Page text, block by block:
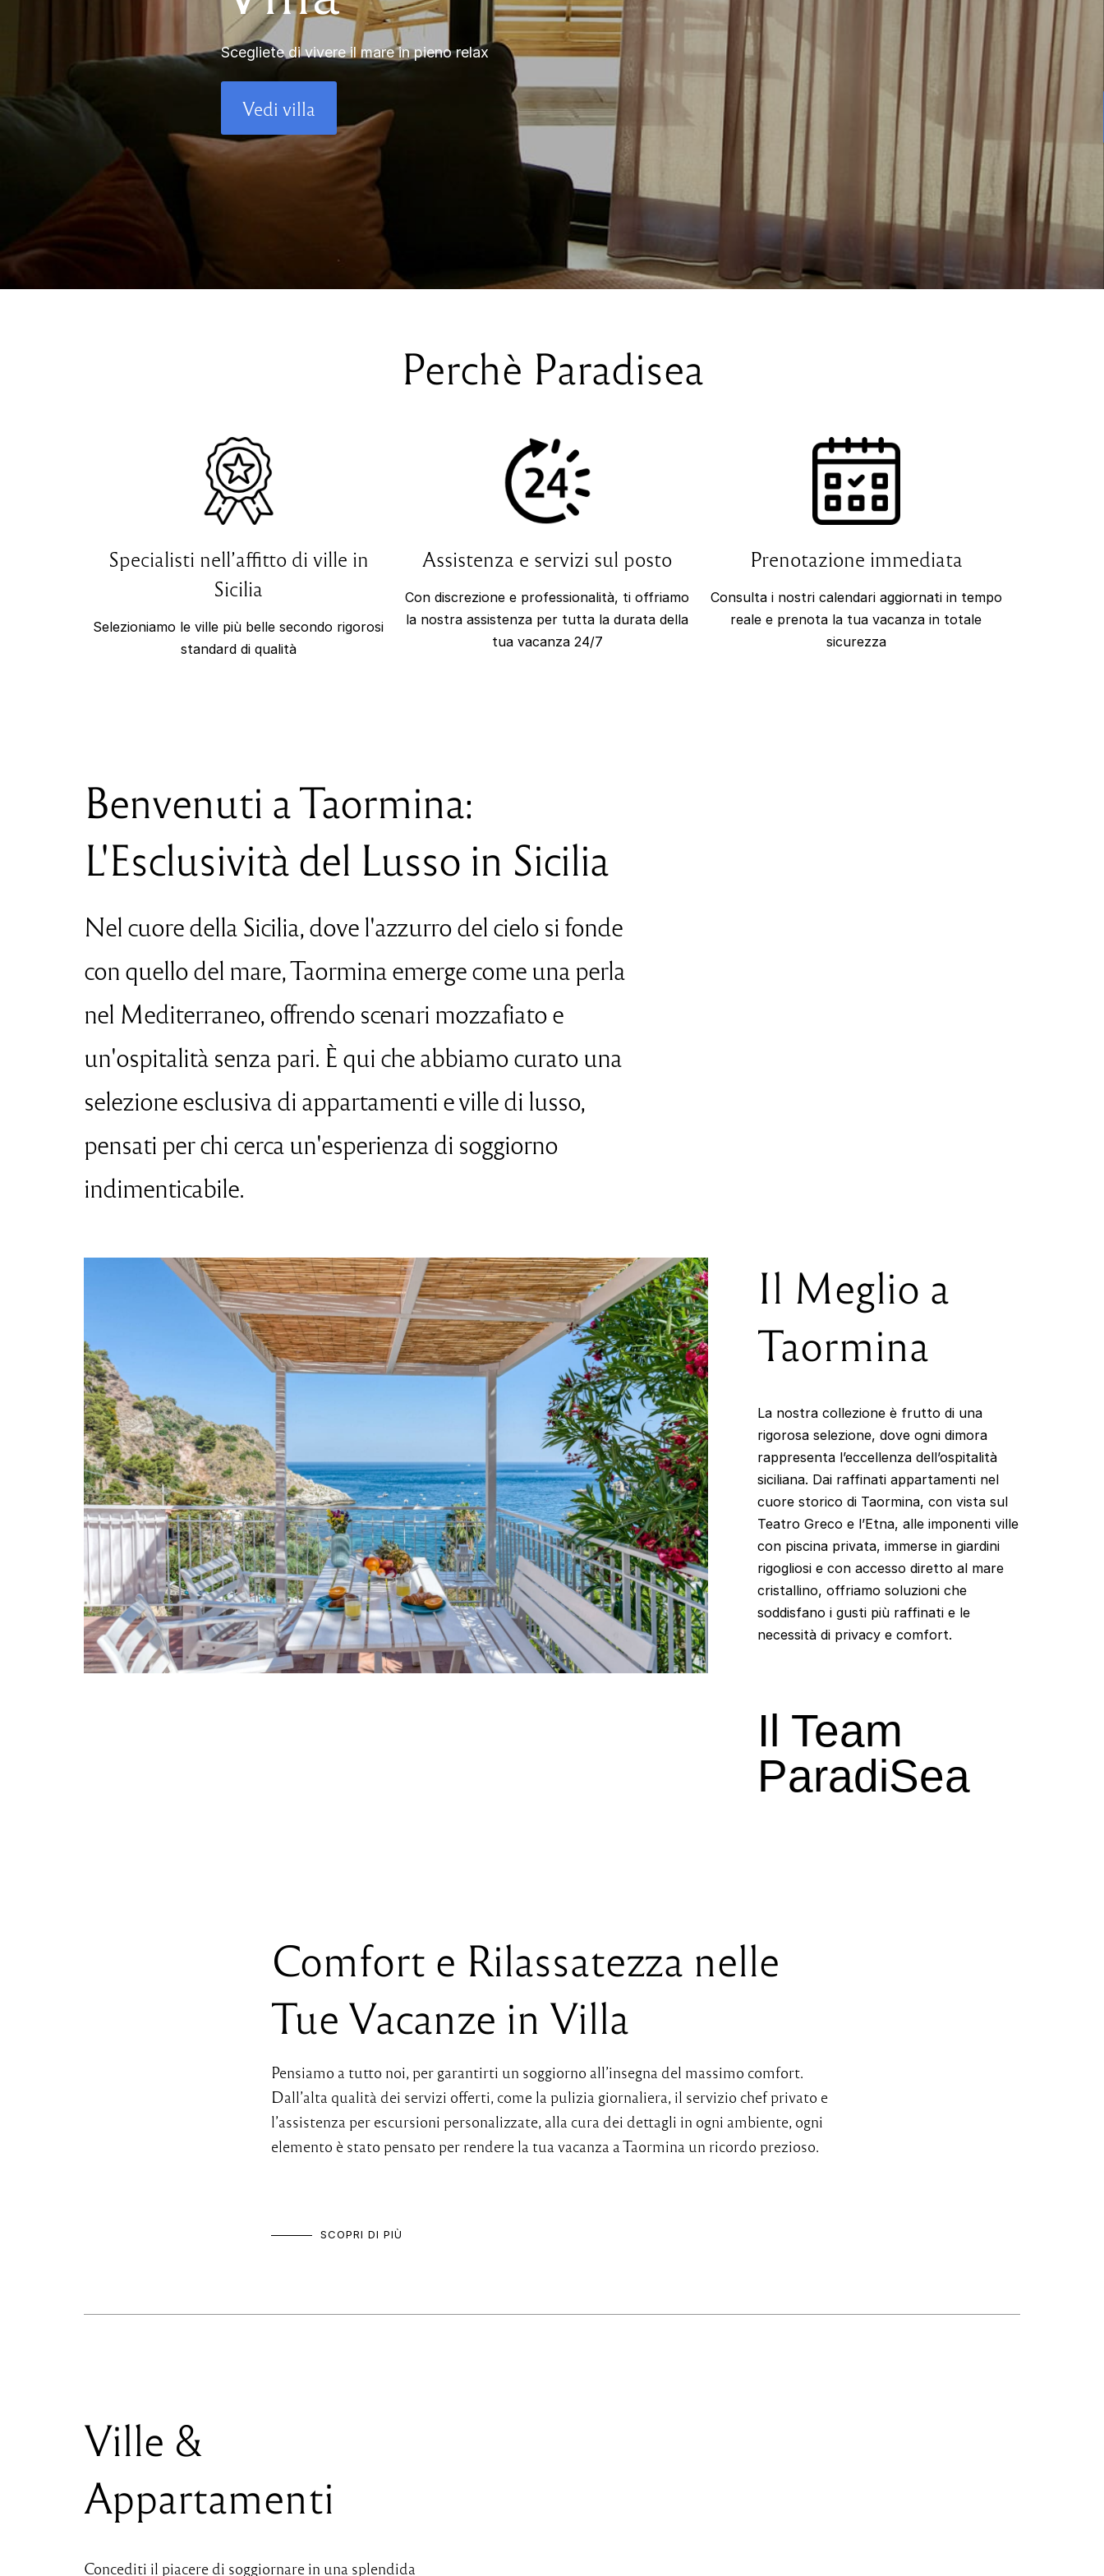
Scegliete di vivere il mare in pieno relax
Vedi villa
Perchè Paradisea
Specialisti nell’affitto di ville in
Sicilia
Selezioniamo le ville più belle secondo rigorosi
standard di qualità
Assistenza e servizi sul posto
Con discrezione e professionalità, ti offriamo
la nostra assistenza per tutta la durata della
tua vacanza 24/7
Prenotazione immediata
Consulta i nostri calendari aggiornati in tempo
reale e prenota la tua vacanza in totale
sicurezza
Benvenuti a Taormina:
L'Esclusività del Lusso in Sicilia
Nel cuore della Sicilia, dove l'azzurro del cielo si fonde
con quello del mare, Taormina emerge come una perla
nel Mediterraneo, offrendo scenari mozzafiato e
un'ospitalità senza pari. È qui che abbiamo curato una
selezione esclusiva di appartamenti e ville di lusso,
pensati per chi cerca un'esperienza di soggiorno
indimenticabile.
Il Meglio a
Taormina
La nostra collezione è frutto di una
rigorosa selezione, dove ogni dimora
rappresenta l’eccellenza dell’ospitalità
siciliana. Dai raffinati appartamenti nel
cuore storico di Taormina, con vista sul
Teatro Greco e l’Etna, alle imponenti ville
con piscina privata, immerse in giardini
rigogliosi e con accesso diretto al mare
cristallino, offriamo soluzioni che
soddisfano i gusti più raffinati e le
necessità di privacy e comfort.
Il Team
ParadiSea
Comfort e Rilassatezza nelle
Tue Vacanze in Villa
Pensiamo a tutto noi, per garantirti un soggiorno all’insegna del massimo comfort.
Dall’alta qualità dei servizi offerti, come la pulizia giornaliera, il servizio chef privato e
l’assistenza per escursioni personalizzate, alla cura dei dettagli in ogni ambiente, ogni
elemento è stato pensato per rendere la tua vacanza a Taormina un ricordo prezioso.
SCOPRI DI PIÙ
Ville &
Appartamenti
Concediti il piacere di soggiornare in una splendida